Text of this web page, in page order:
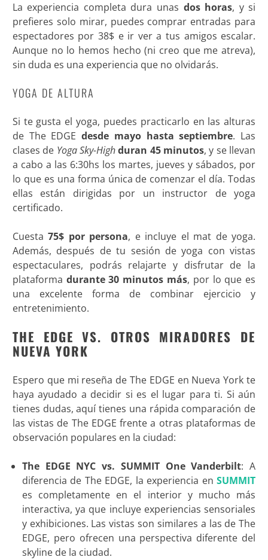
La experiencia completa dura unas dos horas, y si
prefieres solo mirar, puedes comprar entradas para
espectadores por 38$ e ir ver a tus amigos escalar.
Aunque no lo hemos hecho (ni creo que me atreva),
sin duda es una experiencia que no olvidarás.
YOGA DE ALTURA
Si te gusta el yoga, puedes practicarlo en las alturas
de The EDGEdesde mayo hasta septiembre. Las
clases de Yoga Sky-Highduran 45 minutos, y se llevan
a cabo a las 6:30hs los martes, jueves y sábados, por
lo que es una forma única de comenzar el día. Todas
ellas están dirigidas por un instructor de yoga
certificado.
Cuesta75$ por persona, e incluye el mat de yoga.
Además, después de tu sesión de yoga con vistas
espectaculares, podrás relajarte y disfrutar de la
plataforma durante 30 minutos más, por lo que es
una excelente forma de combinar ejercicio y
entretenimiento.
THE EDGE VS. OTROS MIRADORES DE
NUEVA YORK
Espero que mi reseña de The EDGE en Nueva York te
haya ayudado a decidir si es el lugar para ti. Si aún
tienes dudas, aquí tienes una rápida comparación de
las vistas de The EDGE frente a otras plataformas de
observación populares en la ciudad:
The EDGE NYC vs. SUMMIT One Vanderbilt: A
diferencia de The EDGE, la experiencia enSUMMIT
es completamente en el interior y mucho más
interactiva, ya que incluye experiencias sensoriales
y exhibiciones. Las vistas son similares a las de The
EDGE, pero ofrecen una perspectiva diferente del
skyline de la ciudad.